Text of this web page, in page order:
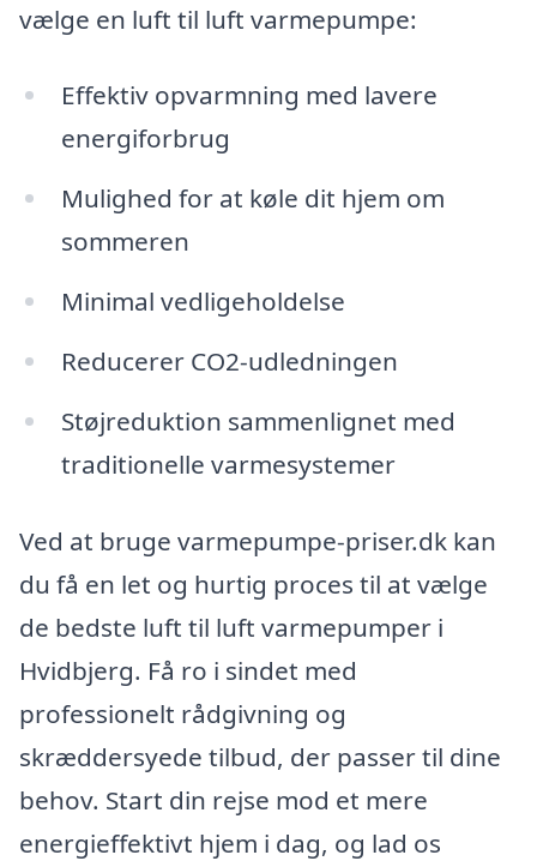
vælge en luft til luft varmepumpe:
Effektiv opvarmning med lavere
energiforbrug
Mulighed for at køle dit hjem om
sommeren
Minimal vedligeholdelse
Reducerer CO2-udledningen
Støjreduktion sammenlignet med
traditionelle varmesystemer
Ved at bruge varmepumpe-priser.dk kan
du få en let og hurtig proces til at vælge
de bedste luft til luft varmepumper i
Hvidbjerg. Få ro i sindet med
professionelt rådgivning og
skræddersyede tilbud, der passer til dine
behov. Start din rejse mod et mere
energieffektivt hjem i dag, og lad os